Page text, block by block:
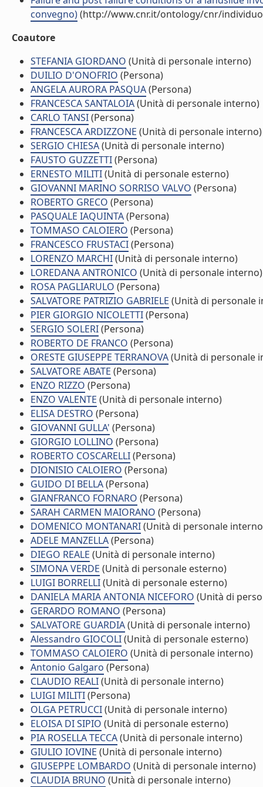
convegno)(http://www.cnr.it/ontology/cnr/
Coautore
STEFANIA GIORDANO (Unità di personale interno)
DUILIO D'ONOFRIO (Persona)
ANGELA AURORA PASQUA(Persona)
FRANCESCA SANTALOIA(Unità di personale interno)
CARLO TANSI(Persona)
FRANCESCA ARDIZZONE (Unità di personale interno)
SERGIO CHIESA(Unità di personale interno)
FAUSTO GUZZETTI(Persona)
ERNESTO MILITI(Unità di personale esterno)
GIOVANNI MARINO SORRISO VALVO (Persona)
ROBERTO GRECO (Persona)
PASQUALE IAQUINTA(Persona)
TOMMASO CALOIERO (Persona)
FRANCESCO FRUSTACI(Persona)
LORENZO MARCHI(Unità di personale interno)
LOREDANA ANTRONICO (Unità di personale interno)
ROSA PAGLIARULO (Persona)
SALVATORE PATRIZIO GABRIELE (Unità di personale
PIER GIORGIO NICOLETTI(Persona)
SERGIO SOLERI(Persona)
ROBERTO DE FRANCO (Persona)
ORESTE GIUSEPPE TERRANOVA(Unità di personale
SALVATORE ABATE (Persona)
ENZO RIZZO (Persona)
ENZO VALENTE (Unità di personale interno)
ELISA DESTRO (Persona)
GIOVANNI GULLA' (Persona)
GIORGIO LOLLINO (Persona)
ROBERTO COSCARELLI(Persona)
DIONISIO CALOIERO (Persona)
GUIDO DI BELLA(Persona)
GIANFRANCO FORNARO (Persona)
SARAH CARMEN MAIORANO (Persona)
DOMENICO MONTANARI(Unità di personale
ADELE MANZELLA(Persona)
DIEGO REALE (Unità di personale interno)
SIMONA VERDE (Unità di personale esterno)
LUIGI BORRELLI(Unità di personale esterno)
DANIELA MARIA ANTONIA NICEFORO (Unità di
GERARDO ROMANO (Persona)
SALVATORE GUARDIA(Unità di personale interno)
Alessandro GIOCOLI(Unità di personale esterno)
TOMMASO CALOIERO (Unità di personale interno)
Antonio Galgaro (Persona)
CLAUDIO REALI(Unità di personale interno)
LUIGI MILITI(Persona)
OLGA PETRUCCI(Unità di personale interno)
ELOISA DI SIPIO (Unità di personale esterno)
PIA ROSELLA TECCA(Unità di personale interno)
GIULIO IOVINE (Unità di personale interno)
GIUSEPPE LOMBARDO (Unità di personale interno)
CLAUDIA BRUNO (Unità di personale interno)